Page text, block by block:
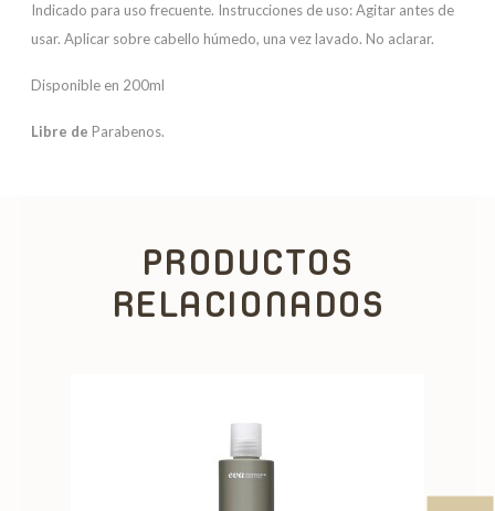
Indicado para uso frecuente. Instrucciones de uso: Agitar antes de
usar. Aplicar sobre cabello húmedo, una vez lavado. No aclarar.
Disponible en 200ml
Libre de Parabenos.
PRODUCTOS
RELACIONADOS